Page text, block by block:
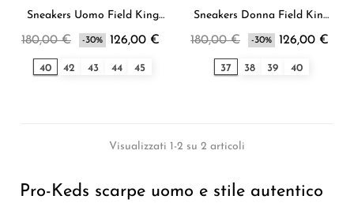
Sneakers Uomo Field King
180,00 € -30% 126,00 €
40 42 43 44 45
Sneakers Donna Field King
180,00 € -30% 126,00 €
37 38 39 40
Visualizzati 1-2 su 2 articoli
Pro-Keds scarpe uomo e stile autentico